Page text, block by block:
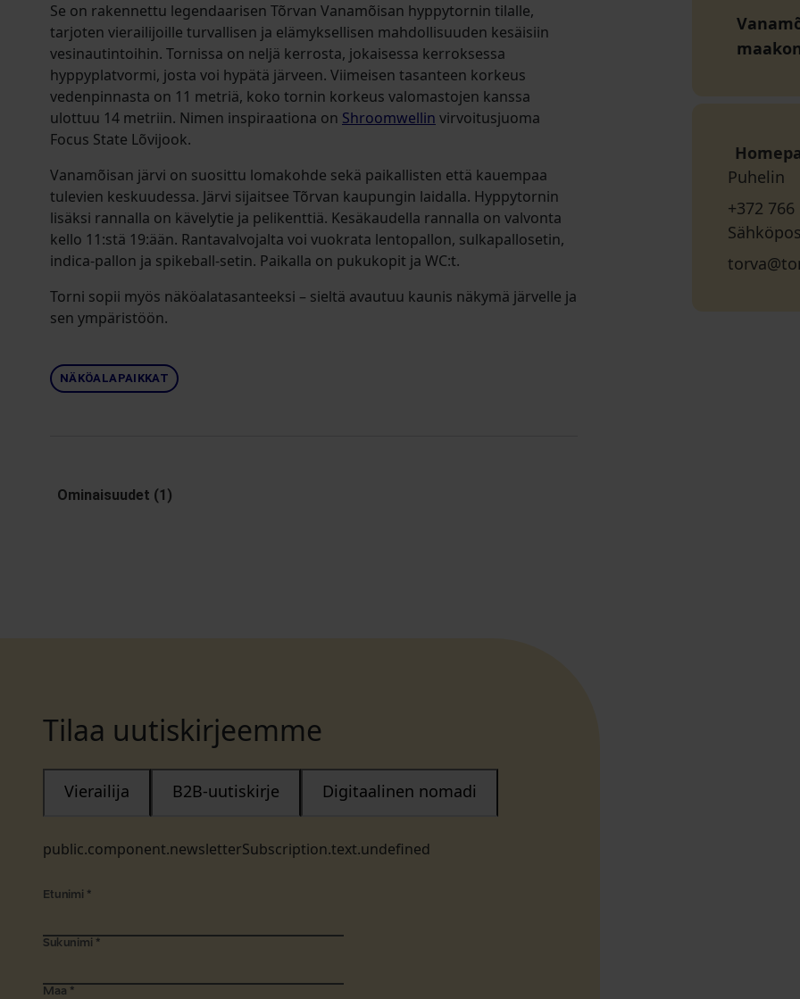
Se on rakennettu legendaarisen Tõrvan Vanamõisan hyppytornin tilalle,
tarjoten vierailijoille turvallisen ja elämyksellisen mahdollisuuden kesäisiin
vesinautintoihin. Tornissa on neljä kerrosta, jokaisessa kerroksessa
hyppyplatvormi, josta voi hypätä järveen. Viimeisen tasanteen korkeus
vedenpinnasta on 11 metriä, koko tornin korkeus valomastojen kanssa
ulottuu 14 metriin. Nimen inspiraationa on Shroomwellin virvoitusjuoma
Focus State Lõvijook.
Vanamõisan järvi on suosittu lomakohde sekä paikallisten että kauempaa
tulevien keskuudessa. Järvi sijaitsee Tõrvan kaupungin laidalla. Hyppytornin
lisäksi rannalla on kävelytie ja pelikenttiä. Kesäkaudella rannalla on valvonta
kello 11:stä 19:ään. Rantavalvojalta voi vuokrata lentopallon, sulkapallosetin,
indica-pallon ja spikeball-setin. Paikalla on pukukopit ja WC:t.
Torni sopii myös näköalatasanteeksi – sieltä avautuu kaunis näkymä järvelle ja
sen ympäristöön.
NÄKÖALAPAIKKAT
Ominaisuudet (1)
Puhelin
+372 766
Tilaa uutiskirjeemme
public.component.newsletterSubscription.text.undefined
Vierailija B2B-uutiskirje Digitaalinen nomadi
Etunimi *
Sukunimi *
Maa *